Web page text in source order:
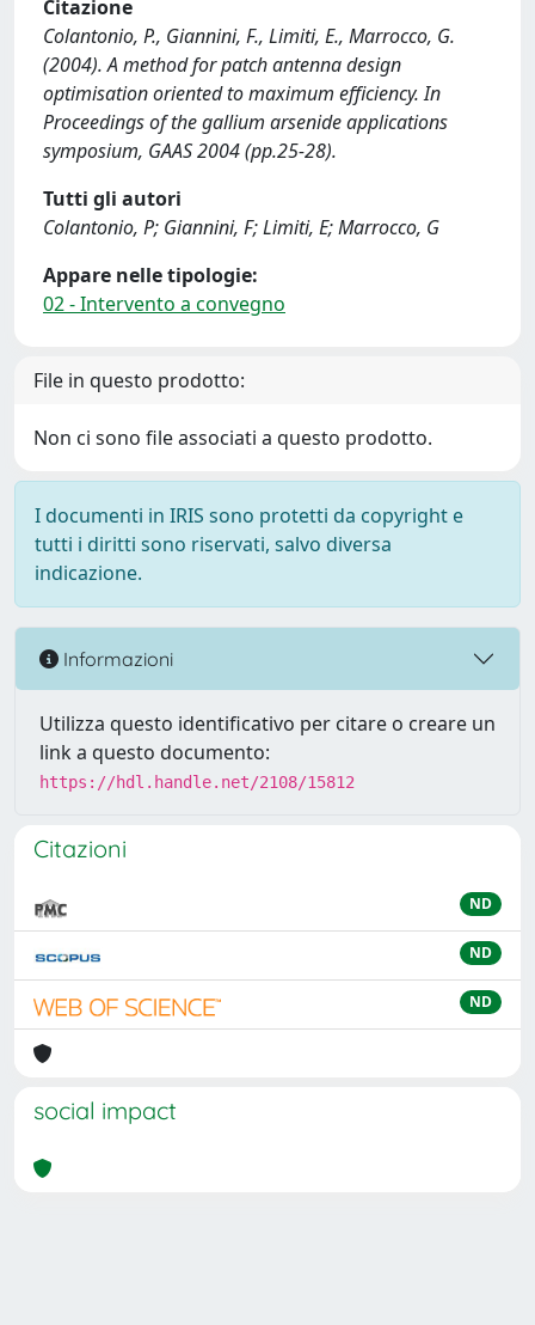
Citazione
Colantonio, P., Giannini, F., Limiti, E., Marrocco, G.
(2004). A method for patch antenna design
optimisation oriented to maximum efficiency. In
Proceedings of the gallium arsenide applications
symposium, GAAS 2004 (pp.25-28).
Tutti gli autori
Colantonio, P; Giannini, F; Limiti, E; Marrocco, G
Appare nelle tipologie:
02 - Intervento a convegno
File in questo prodotto:
Non ci sono file associati a questo prodotto.
I documenti in IRIS sono protetti da copyright e
tutti i diritti sono riservati, salvo diversa
indicazione.
Informazioni
Utilizza questo identificativo per citare o creare un
link a questo documento:
https://hdl.handle.net/2108/15812
Citazioni
ND
ND
ND
social impact